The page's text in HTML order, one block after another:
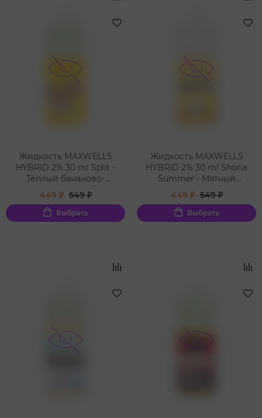
Жидкость MAXWELLS
HYBRID 2% 30 ml Split -
Тёплый бананово-
кокосовый мусс
449 ₽ 549 ₽
Выбрать
Жидкость MAXWELLS
HYBRID 2% 30 ml Shoria
Summer - Мятный
Ананасовый Джем
449 ₽ 549 ₽
Выбрать